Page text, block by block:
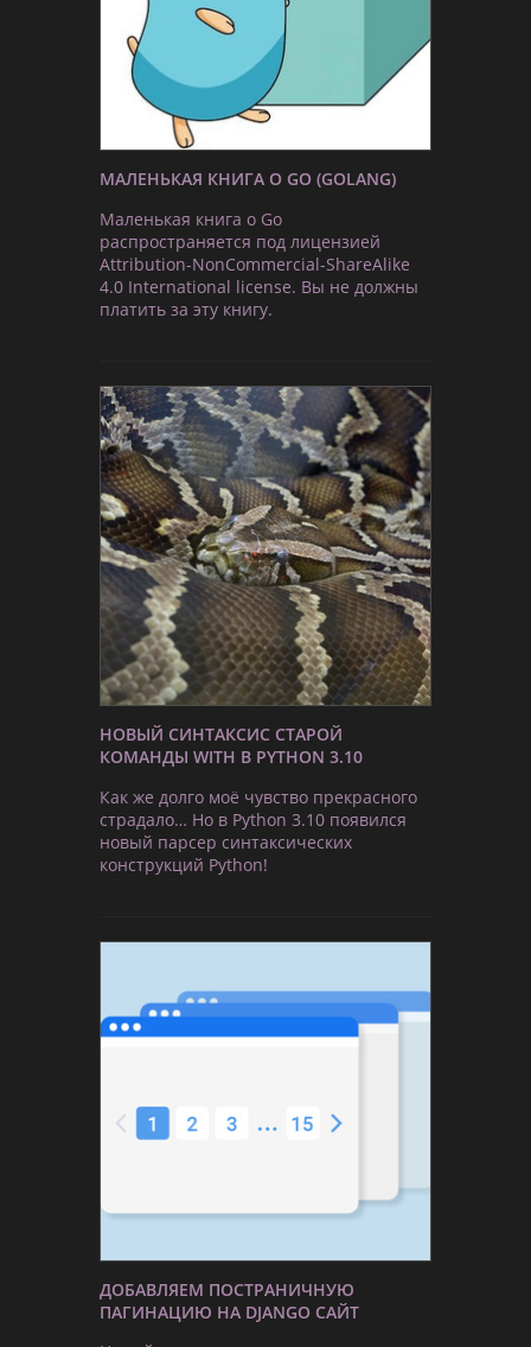
МАЛЕНЬКАЯ КНИГА О GO (GOLANG)
Маленькая книга о Go
распространяется под лицензией
Attribution-NonCommercial-ShareAlike
4.0 International license. Вы не должны
платить за эту книгу.
НОВЫЙ СИНТАКСИС СТАРОЙ
КОМАНДЫ WITH В PYTHON 3.10
Как же долго моё чувство прекрасного
страдало… Но в Python 3.10 появился
новый парсер синтаксических
конструкций Python!
ДОБАВЛЯЕМ ПОСТРАНИЧНУЮ
ПАГИНАЦИЮ НА DJANGO САЙТ